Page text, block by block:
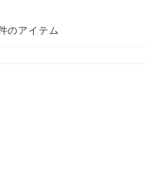
のアイテム